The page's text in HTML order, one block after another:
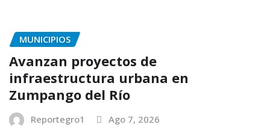
MUNICIPIOS
Avanzan proyectos de
infraestructura urbana en
Zumpango del Río
Reportegro1 Ago 7, 2026